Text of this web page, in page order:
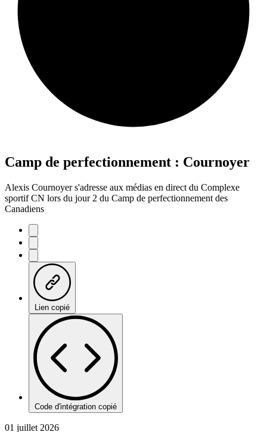
Camp de perfectionnement : Cournoyer
Alexis Cournoyer s'adresse aux médias en direct du Complexe
sportif CN lors du jour 2 du Camp de perfectionnement des
Canadiens
Lien copié
Code d'intégration copié
01 juillet 2026